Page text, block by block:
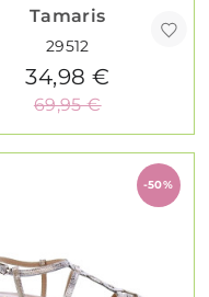
Tamaris
29512
34,98 €
69,95 €
-50%